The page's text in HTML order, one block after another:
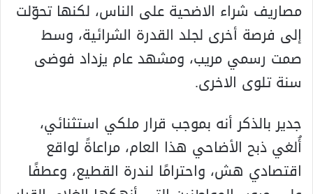
مصاريف شراء الاضحية على الناس، لكنها تحوّلت
إلى فرصة أخرى لجلد القدرة الشرائية، وسط
صمت رسمي مريب، ومشهد عام يزداد فوضى
سنة تلوى الاخرى.
جدير بالذكر أنه بموجب قرار ملكي استثنائي،
أُلغي ذبح الأضاحي هذا العام، مراعاةً لواقع
اقتصادي هش، واحترامًا لندرة القطيع، وعطفًا